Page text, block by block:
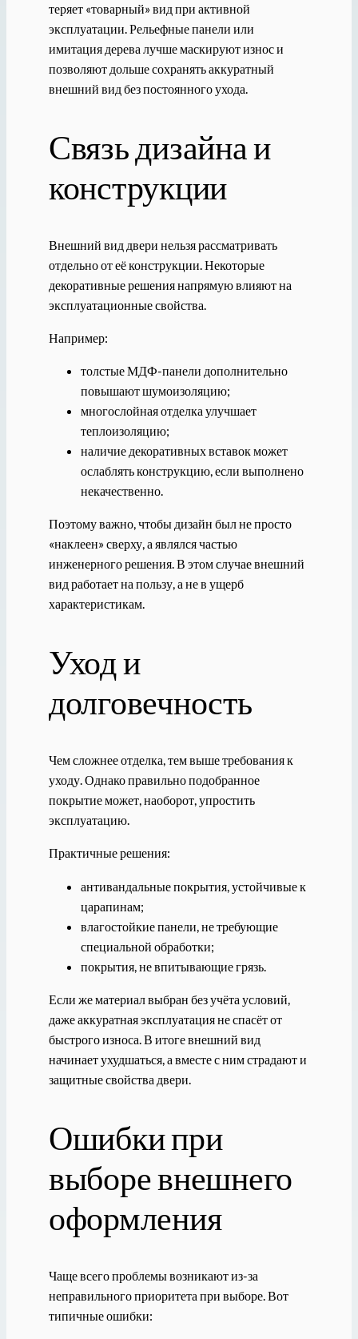
теряет «товарный» вид при активной
эксплуатации. Рельефные панели или
имитация дерева лучше маскируют износ и
позволяют дольше сохранять аккуратный
внешний вид без постоянного ухода.
Связь дизайна и
конструкции
Внешний вид двери нельзя рассматривать
отдельно от её конструкции. Некоторые
декоративные решения напрямую влияют на
эксплуатационные свойства.
Например:
толстые МДФ-панели дополнительно
повышают шумоизоляцию;
многослойная отделка улучшает
теплоизоляцию;
наличие декоративных вставок может
ослаблять конструкцию, если выполнено
некачественно.
Поэтому важно, чтобы дизайн был не просто
«наклеен» сверху, а являлся частью
инженерного решения. В этом случае внешний
вид работает на пользу, а не в ущерб
характеристикам.
Уход и
долговечность
Чем сложнее отделка, тем выше требования к
уходу. Однако правильно подобранное
покрытие может, наоборот, упростить
эксплуатацию.
Практичные решения:
антивандальные покрытия, устойчивые к
царапинам;
влагостойкие панели, не требующие
специальной обработки;
покрытия, не впитывающие грязь.
Если же материал выбран без учёта условий,
даже аккуратная эксплуатация не спасёт от
быстрого износа. В итоге внешний вид
начинает ухудшаться, а вместе с ним страдают и
защитные свойства двери.
Ошибки при
выборе внешнего
оформления
Чаще всего проблемы возникают из-за
неправильного приоритета при выборе. Вот
типичные ошибки: